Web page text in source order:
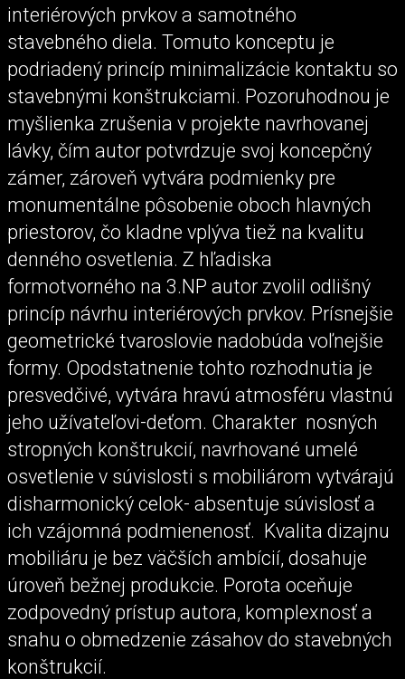
interiérových prvkov a samotného
stavebného diela. Tomuto konceptu je
podriadený princíp minimalizácie kontaktu so
stavebnými konštrukciami. Pozoruhodnou je
myšlienka zrušenia v projekte navrhovanej
lávky, čím autor potvrdzuje svoj koncepčný
zámer, zároveň vytvára podmienky pre
monumentálne pôsobenie oboch hlavných
priestorov, čo kladne vplýva tiež na kvalitu
denného osvetlenia. Z hľadiska
formotvorného na 3.NP autor zvolil odlišný
princíp návrhu interiérových prvkov. Prísnejšie
geometrické tvaroslovie nadobúda voľnejšie
formy. Opodstatnenie tohto rozhodnutia je
presvedčivé, vytvára hravú atmosféru vlastnú
jeho užívateľovi-deťom. Charakter nosných
stropných konštrukcií, navrhované umelé
osvetlenie v súvislosti s mobiliárom vytvárajú
disharmonický celok- absentuje súvislosť a
ich vzájomná podmienenosť. Kvalita dizajnu
mobiliáru je bez väčších ambícií, dosahuje
úroveň bežnej produkcie. Porota oceňuje
zodpovedný prístup autora, komplexnosť a
snahu o obmedzenie zásahov do stavebných
konštrukcií.